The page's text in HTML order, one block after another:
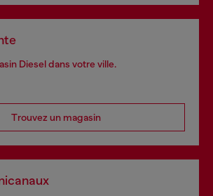
Diesel dans votre ville.
Trouvez un magasin